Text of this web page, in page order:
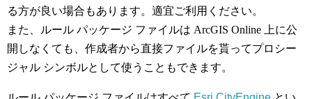
る方が良い場合もあります。適宜ご利用ください。
また、ルール パッケージ ファイルは ArcGIS Online 上に公
開しなくても、作成者から直接ファイルを貰ってプロシー
ジャル シンボルとして使うこともできます。